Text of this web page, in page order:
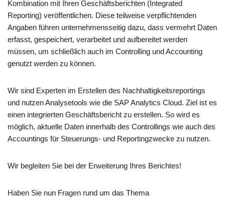
Kombination mit Ihren Geschäftsberichten (Integrated
Reporting) veröffentlichen. Diese teilweise verpflichtenden
Angaben führen unternehmensseitig dazu, dass vermehrt Daten
erfasst, gespeichert, verarbeitet und aufbereitet werden
müssen, um schließlich auch im Controlling und Accounting
genutzt werden zu können.
Wir sind Experten im Erstellen des Nachhaltigkeitsreportings
und nutzen Analysetools wie die SAP Analytics Cloud. Ziel ist es
einen integrierten Geschäftsbericht zu erstellen. So wird es
möglich, aktuelle Daten innerhalb des Controllings wie auch des
Accountings für Steuerungs- und Reportingzwecke zu nutzen.
Wir begleiten Sie bei der Erweiterung Ihres Berichtes!
Haben Sie nun Fragen rund um das Thema